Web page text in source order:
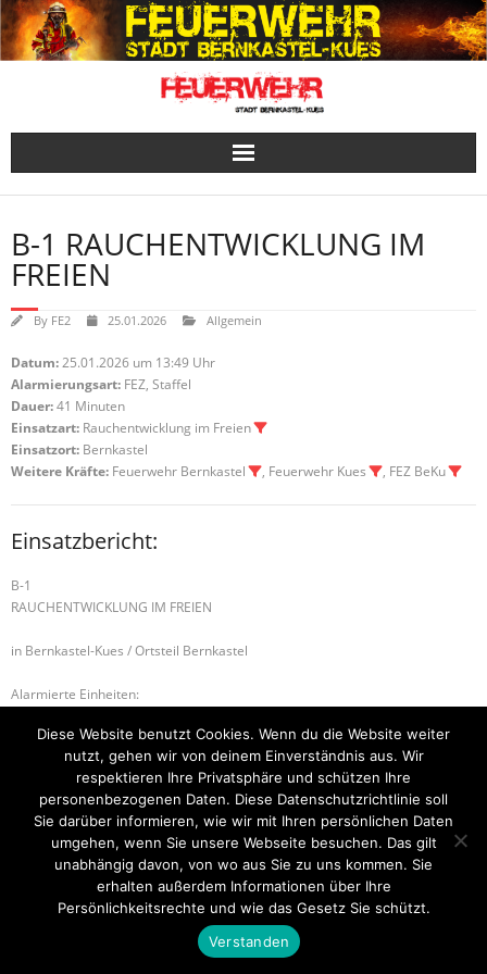
Skip
to
content
B-1 RAUCHENTWICKLUNG IM
FREIEN
By FE2 25.01.2026 Allgemein
Datum:25.01.2026 um 13:49 Uhr
Alarmierungsart: FEZ, Staffel
Dauer:41 Minuten
Einsatzart: Rauchentwicklung im Freien
Einsatzort: Bernkastel
Weitere Kräfte: Feuerwehr Bernkastel , Feuerwehr Kues , FEZ BeKu
Einsatzbericht:
B-1
RAUCHENTWICKLUNG IM FREIEN
in Bernkastel-Kues / Ortsteil Bernkastel
Alarmierte Einheiten:
FF-Bernkastel-Gruppe
B-2 BRANDMELDEANLAGE B-2 BRANDMELDEANLAGE
Startseite Einsätze Mitglied werden Über uns
Kontakt
Think Up Themes Ltd. Powered by
Diese Website benutzt Cookies. Wenn du die Website weiter
nutzt, gehen wir von deinem Einverständnis aus. Wir
respektieren Ihre Privatsphäre und schützen Ihre
personenbezogenen Daten. Diese Datenschutzrichtlinie soll
Sie darüber informieren, wie wir mit Ihren persönlichen Daten
umgehen, wenn Sie unsere Webseite besuchen. Das gilt
unabhängig davon, von wo aus Sie zu uns kommen. Sie
erhalten außerdem Informationen über Ihre
Persönlichkeitsrechte und wie das Gesetz Sie schützt.
Verstanden